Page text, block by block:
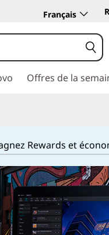
Français
Offres de la
Rewards et